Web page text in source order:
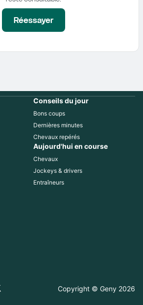
Réessayer
Conseils du jour
Bons coups
Dernières minutes
Chevaux repérés
Aujourd'hui en course
Chevaux
Jockeys & drivers
Entraîneurs
Copyright © Geny 2026